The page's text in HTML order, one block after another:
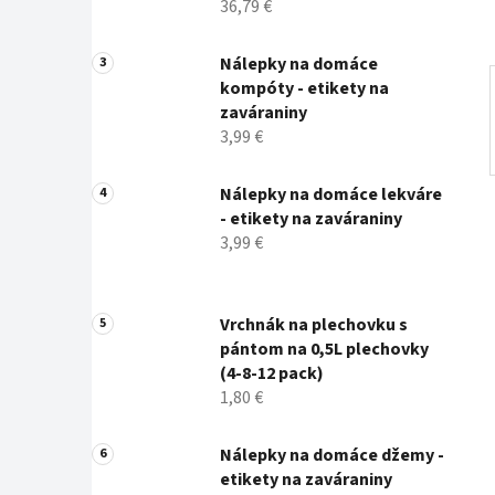
36,79 €
Nálepky na domáce
kompóty - etikety na
zaváraniny
3,99 €
Nálepky na domáce lekváre
- etikety na zaváraniny
3,99 €
Vrchnák na plechovku s
pántom na 0,5L plechovky
(4-8-12 pack)
1,80 €
Nálepky na domáce džemy -
etikety na zaváraniny